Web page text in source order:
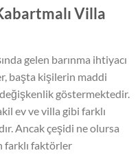
Villa
gelen barınma ihtiyacı
başta kişilerin maddi
göstermektedir.
ev ve villa gibi farklı
Ancak çeşidi ne olursa
farklı faktörler